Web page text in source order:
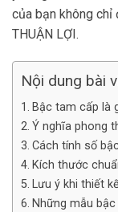
của bạn không chỉ
THUẬN LỢI.
Nội dung bài
Bậc tam cấp là
Ý nghĩa phong
Cách tính số
Kích thước
Lưu ý khi thiết
Những mẫu